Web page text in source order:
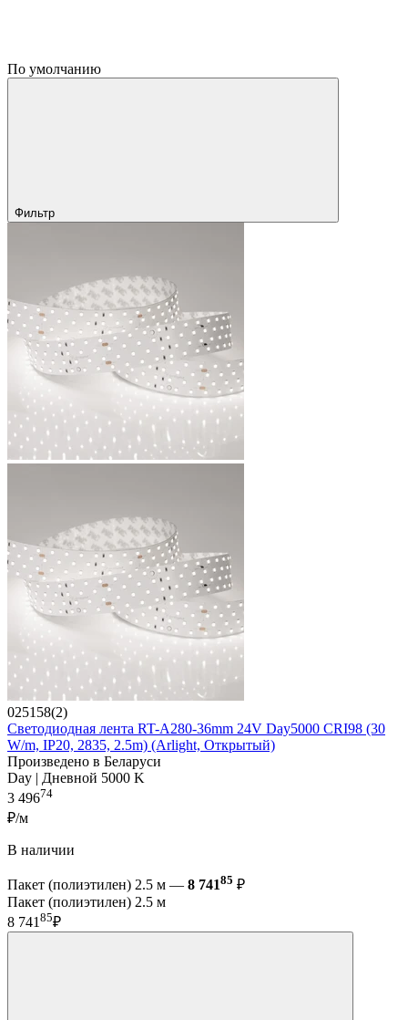
По умолчанию
Фильтр
025158(2)
Светодиодная лента RT-A280-36mm 24V Day5000 CRI98 (30
W/m, IP20, 2835, 2.5m) (Arlight, Открытый)
Произведено в Беларуси
Day | Дневной 5000 K
3 49674
₽/м
В наличии
Пакет (полиэтилен) 2.5 м — 8 74185 ₽
Пакет (полиэтилен) 2.5 м
8 74185₽